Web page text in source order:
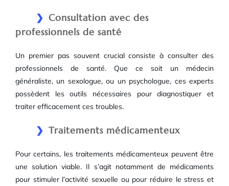
Consultation avec des
professionnels de santé
Un premier pas souvent crucial consiste à consulter des
professionnels de santé. Que ce soit un médecin
généraliste, un sexologue, ou un psychologue, ces experts
possèdent les outils nécessaires pour diagnostiquer et
traiter efficacement ces troubles.
Traitements médicamenteux
Pour certains, les traitements médicamenteux peuvent être
une solution viable. Il s’agit notamment de médicaments
pour stimuler l’activité sexuelle ou pour réduire le stress et